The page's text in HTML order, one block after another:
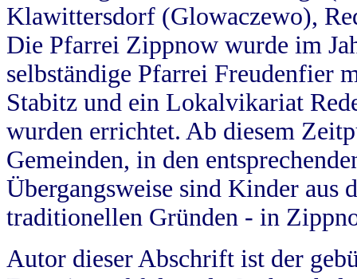
Klawittersdorf (Glowaczewo),
Die Pfarrei Zippnow wurde im
selbständige Pfarrei Freudenfier
Stabitz und ein Lokalvikariat
wurden errichtet. Ab diesem
Gemeinden, in den
Übergangsweise sind Kinder aus
traditionellen Gründen - in
Autor dieser Abschrift ist der